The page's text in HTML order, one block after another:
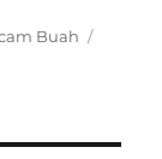
Buah